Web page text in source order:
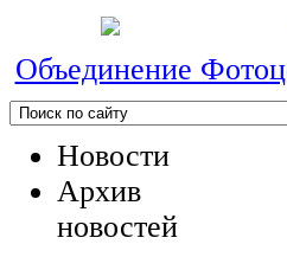
Объединение
Новости
Архив
новостей